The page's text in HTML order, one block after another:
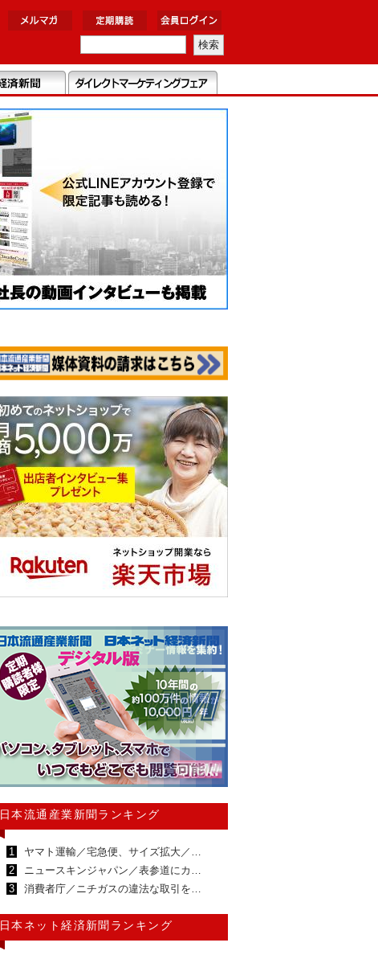
日本流通産業新聞ランキング
1
ヤマト運輸／宅急便、サイズ拡大／…
2
ニュースキンジャパン／表参道にカ…
3
消費者庁／ニチガスの違法な取引を…
日本ネット経済新聞ランキング